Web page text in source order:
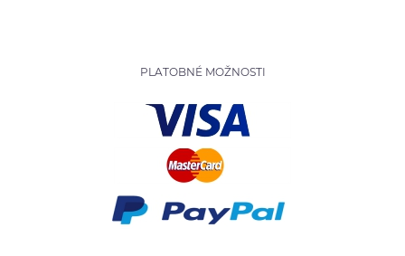
PLATOBNÉ MOŽNOSTI